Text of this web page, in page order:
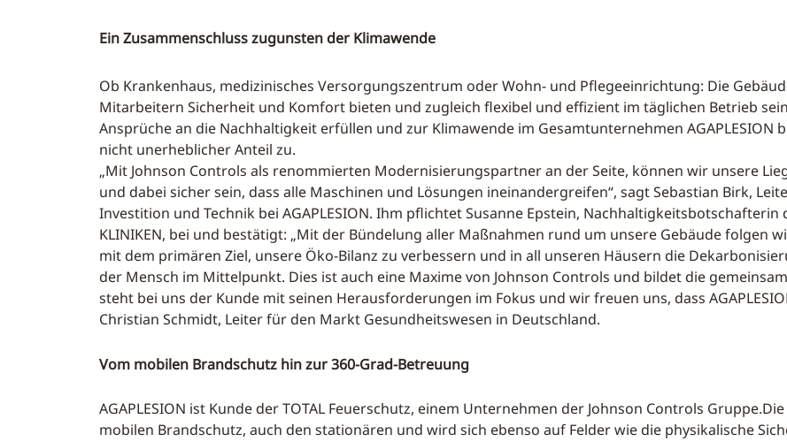
Ein Zusammenschluss zugunsten der Klimawende
Ob Krankenhaus, medizinisches Versorgungszentrum oder Wohn- und Pflegeeinrichtung: Die
Mitarbeitern Sicherheit und Komfort bieten und zugleich flexibel und effizient im täglichen Betrieb
Ansprüche an die Nachhaltigkeit erfüllen und zur Klimawende im Gesamtunternehmen AGAPLESION
nicht unerheblicher Anteil zu.
„Mit Johnson Controls als renommierten Modernisierungspartner an der Seite, können wir unsere
und dabei sicher sein, dass alle Maschinen und Lösungen ineinandergreifen“, sagt Sebastian Birk,
Investition und Technik bei AGAPLESION. Ihm pflichtet Susanne Epstein, Nachhaltigkeitsbotschafterin
KLINIKEN, bei und bestätigt: „Mit der Bündelung aller Maßnahmen rund um unsere Gebäude folgen
mit dem primären Ziel, unsere Öko-Bilanz zu verbessern und in all unseren Häusern die
der Mensch im Mittelpunkt. Dies ist auch eine Maxime von Johnson Controls und bildet die
steht bei uns der Kunde mit seinen Herausforderungen im Fokus und wir freuen uns, dass
Christian Schmidt, Leiter für den Markt Gesundheitswesen in Deutschland.
Vom mobilen Brandschutz hin zur 360-Grad-Betreuung
AGAPLESION ist Kunde der TOTAL Feuerschutz, einem Unternehmen der Johnson Controls
mobilen Brandschutz, auch den stationären und wird sich ebenso auf Felder wie die physikalische